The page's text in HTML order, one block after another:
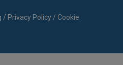
/ Privacy Policy / Cookie.